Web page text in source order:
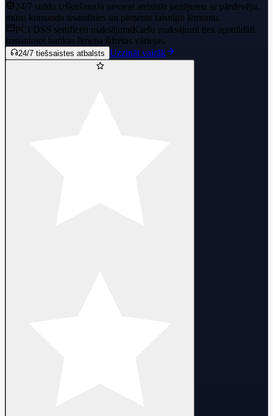
24/7 strīdu izšķiršana Ja nevarat atrisināt jautājumu ar pārdevēju,
mūsu komanda iesaistīsies un pieņems taisnīgu lēmumu.
PCI DSS sertificēti maksājumiKaršu maksājumi tiek apstrādāti,
izmantojot bankas līmeņa šifrētas vārtejas.
24/7 tiešsaistes atbalsts Uzzināt vairāk